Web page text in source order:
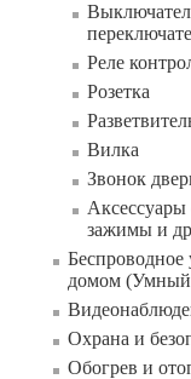
Реле
Розетка
Вилка
Звонок
зажимы и
Беспроводное
домом
Охрана и
Обогрев и